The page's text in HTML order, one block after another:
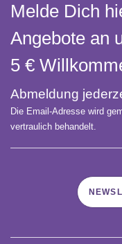
Melde Dich
Angebote an
5 €
Abmeldung
Die Email-Adresse wird
vertraulich behandelt.